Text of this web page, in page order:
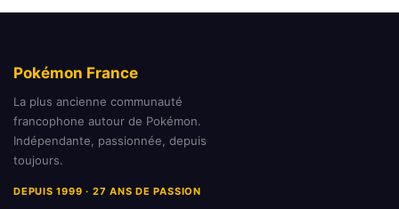
Pokémon France
La plus ancienne communauté
francophone autour de Pokémon.
Indépendante, passionnée, depuis
toujours.
DEPUIS 1999 · 27 ANS DE PASSION